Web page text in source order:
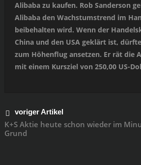
Alibaba zu kaufen. Rob Sanderson
Alibaba den Wachstumstrend im
beibehalten wird. Wenn der
China und den USA geklärt ist,
zum Höhenflug ansetzen. Er rät die
mit einem Kursziel von 250,00 US-
voriger Artikel
K+S Aktie heute schon wieder im
Grund